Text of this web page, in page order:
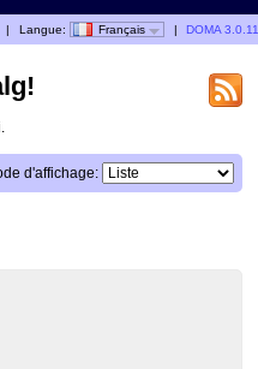
| Langue: Français | DOMA 3.0.11
d'affichage: